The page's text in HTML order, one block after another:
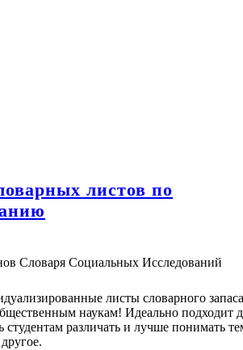
листов по
Словаря Социальных Исследований
листы словарного
наукам! Идеально подходит
студентам различать и лучше понимать